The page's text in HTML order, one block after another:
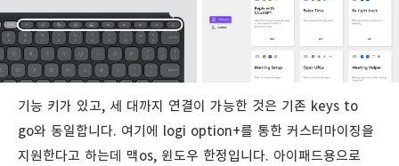
기능 키가 있고, 세 대까지 연결이 가능한 것은 기존 keys to
go와 동일합니다. 여기에 logi option+를 통한 커스터마이징을
지원한다고 하는데 맥os, 윈도우 한정입니다. 아이패드용으로